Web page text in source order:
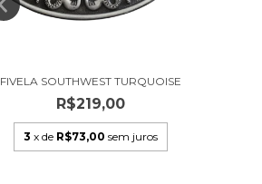
FIVELA SOUTHWEST TURQUOISE
R$219,00
3 x de R$73,00 sem juros